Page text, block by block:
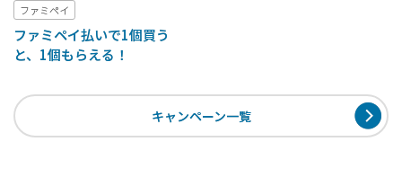
ファミペイ
ファミペイ払いで1個買う
と、1個もらえる！
キャンペーン一覧